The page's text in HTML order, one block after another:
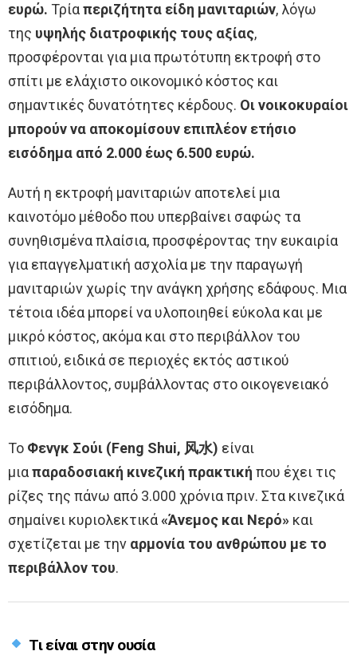
ευρώ. Τρίαπεριζήτητα είδη μανιταριών, λόγω
της υψηλής διατροφικής τους αξίας,
προσφέρονται για μια πρωτότυπη εκτροφή στο
σπίτι με ελάχιστο οικονομικό κόστος και
σημαντικές δυνατότητες κέρδους. Οι νοικοκυραίοι
μπορούν να αποκομίσουν επιπλέον ετήσιο
εισόδημα από 2.000 έως 6.500 ευρώ.
Αυτή η εκτροφή μανιταριών αποτελεί μια
καινοτόμο μέθοδο που υπερβαίνει σαφώς τα
συνηθισμένα πλαίσια, προσφέροντας την ευκαιρία
για επαγγελματική ασχολία με την παραγωγή
μανιταριών χωρίς την ανάγκη χρήσης εδάφους. Μια
τέτοια ιδέα μπορεί να υλοποιηθεί εύκολα και με
μικρό κόστος, ακόμα και στο περιβάλλον του
σπιτιού, ειδικά σε περιοχές εκτός αστικού
περιβάλλοντος, συμβάλλοντας στο οικογενειακό
εισόδημα.
Το Φενγκ Σούι (Feng Shui, 风水) είναι
μιαπαραδοσιακή κινεζική πρακτική που έχει τις
ρίζες της πάνω από 3.000 χρόνια πριν. Στα κινεζικά
σημαίνει κυριολεκτικά«Άνεμος και Νερό» και
σχετίζεται με την αρμονία του ανθρώπου με το
περιβάλλον του.
Τι είναι στην ουσία